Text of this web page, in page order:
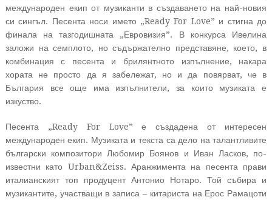
международен екип от музиканти в създаването на най-новия
си сингъл. Песента носи името „Ready For Love” и стигна до
финала на тазгодишната „Евровизия”. В конкурса Ивелина
заложи на семплото, но съдържателно представяне, което, в
комбинация с песента и брилянтното изпълнение, накара
хората не просто да я забележат, но и да повярват, че в
България все още има изпълнители, за които музиката е
изкуство.
Песента „Ready For Love” е създадена от интересен
международен екип. Музиката и текста са дело на талантливите
български композитори Любомир Боянов и Иван Ласков, по-
известни като Urban&Zeiss. Аранжимента на песента прави
италианският топ продуцент Антонио Нотаро. Той събира и
музикантите, участващи в записа – китариста на Ерос Рамацоти